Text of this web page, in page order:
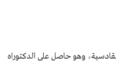
وهو حاصل على الدكتوراه